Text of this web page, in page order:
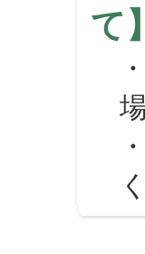
て】
・
・